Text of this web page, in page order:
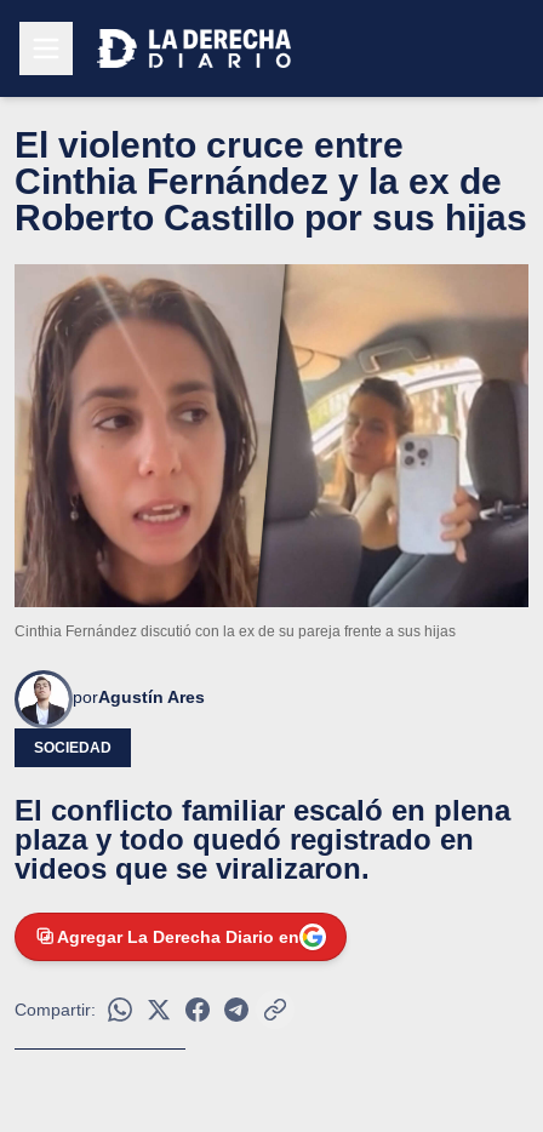
El violento cruce entre
Cinthia Fernández y la ex de
Roberto Castillo por sus hijas
Cinthia Fernández discutió con la ex de su pareja frente a sus hijas
porAgustín Ares
SOCIEDAD
El conflicto familiar escaló en plena
plaza y todo quedó registrado en
videos que se viralizaron.
Agregar La Derecha Diario en
Compartir: